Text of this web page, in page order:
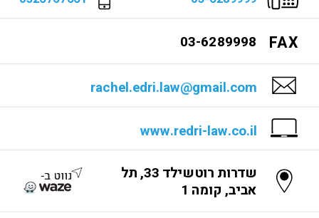
FAX
03-6289998
rachel.edri.law@gmail.com
www.redri-law.co.il
שדרות רוטשילד 33, תל
אביב, קומה 1